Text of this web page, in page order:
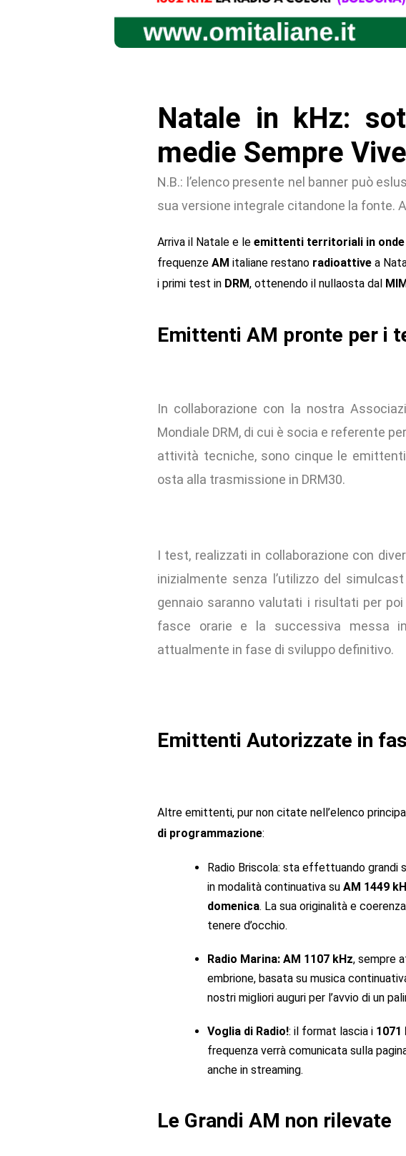
Natale in kHz:
medie Sempre Vive
N.B.: l’elenco presente nel banner può
sua versione integrale citandone la fonte.
Arriva il Natale e le emittenti territoriali in onde
frequenze AM italiane restano radioattive a
i primi test in DRM, ottenendo il nullaosta dal
Emittenti AM pronte per i
In collaborazione con la nostra
Mondiale DRM, di cui è socia e referente
attività tecniche, sono cinque le
osta alla trasmissione in DRM30.
I test, realizzati in collaborazione con
inizialmente senza l’utilizzo del
gennaio saranno valutati i risultati per
fasce orarie e la successiva messa
attualmente in fase di sviluppo definitivo.
Emittenti Autorizzate in
Altre emittenti, pur non citate nell’elenco
di programmazione:
Radio Briscola: sta effettuando grandi
in modalità continuativa su AM 1449
domenica. La sua originalità e
tenere d’occhio.
Radio Marina: AM 1107 kHz, sempre
embrione, basata su musica
nostri migliori auguri per l’avvio di un
Voglia di Radio!: il format lascia i 1071
frequenza verrà comunicata sulla
anche in streaming.
Le Grandi AM non rilevate